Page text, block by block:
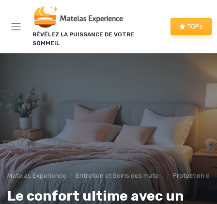
RÉVÉLEZ LA PUISSANCE DE VOTRE
SOMMEIL
TOPs
Matelas Experience Entretien et Soins des matelas Protection de
Le confort ultime avec un
Panneau de gestion des cookies